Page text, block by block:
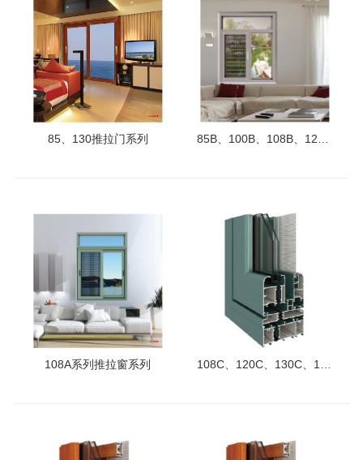
85、130推拉门系列 85B、100B、108B、120B、130B、150B系列隔热窗纱一体平开窗系列
108A系列推拉窗系列